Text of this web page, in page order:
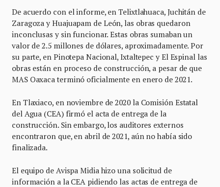
De acuerdo con el informe, en Telixtlahuaca, Juchitán de
Zaragoza y Huajuapam de León, las obras quedaron
inconclusas y sin funcionar. Estas obras sumaban un
valor de 2.5 millones de dólares, aproximadamente. Por
su parte, en Pinotepa Nacional, Ixtaltepec y El Espinal las
obras están en proceso de construcción, a pesar de que
MAS Oaxaca terminó oficialmente en enero de 2021.
En Tlaxiaco, en noviembre de 2020 la Comisión Estatal
del Agua (CEA) firmó el acta de entrega de la
construcción. Sin embargo, los auditores externos
encontraron que, en abril de 2021, aún no había sido
finalizada.
El equipo de Avispa Midia hizo una solicitud de
información a la CEA pidiendo las actas de entrega de